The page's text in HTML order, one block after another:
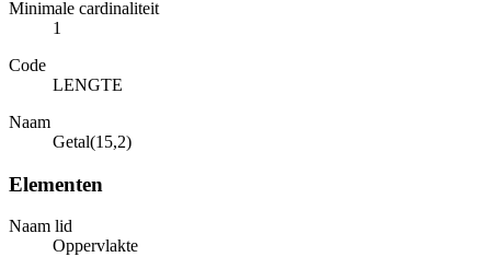
Minimale cardinaliteit
1
Code
LENGTE
Naam
Getal(15,2)
Elementen
Naam lid
Oppervlakte